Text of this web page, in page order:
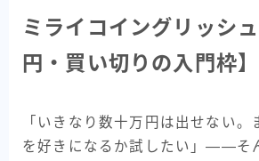
ミライコイングリッシ
円・買い切りの入門枠】
「いきなり数十万円は出せない。
を好きになるか試したい」――そ